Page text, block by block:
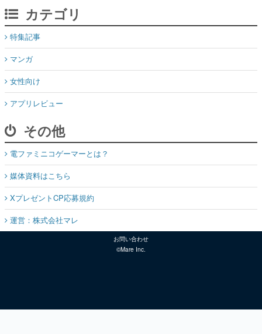
カテゴリ
特集記事
マンガ
女性向け
アプリレビュー
その他
電ファミニコゲーマーとは？
媒体資料はこちら
XプレゼントCP応募規約
運営：株式会社マレ
お問い合わせ
©Mare Inc.